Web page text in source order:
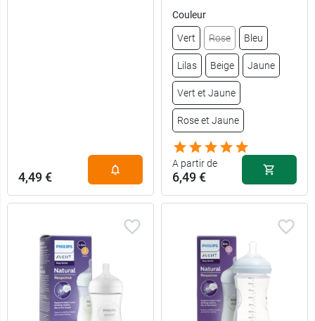
4,49 €
Couleur
Vert Rose Bleu
Lilas Beige Jaune
Vert et Jaune
Rose et Jaune
A partir de
6,49 €
6,49 €